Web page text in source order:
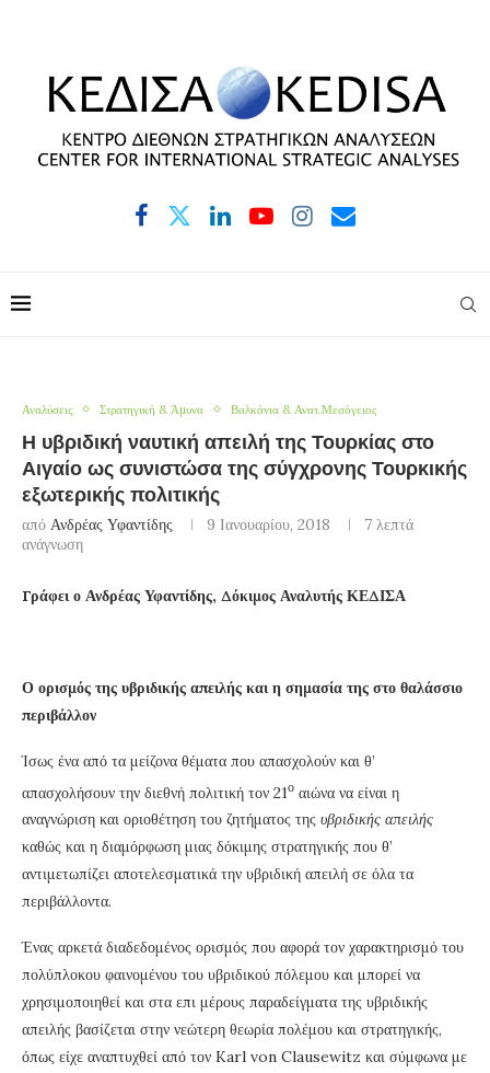
Αναλύσεις Στρατηγική & Άμυνα Βαλκάνια & Ανατ.Μεσόγειος
Η υβριδική ναυτική απειλή της Τουρκίας στο
Αιγαίο ως συνιστώσα της σύγχρονης Τουρκικής
εξωτερικής πολιτικής
από Ανδρέας Υφαντίδης 9 Ιανουαρίου, 2018
7 λεπτά
ανάγνωση
Γράφει ο Ανδρέας Υφαντίδης, Δόκιμος Αναλυτής ΚΕΔΙΣΑ
Ο ορισμός της υβριδικής απειλής και η σημασία της στο θαλάσσιο
περιβάλλον
Ίσως ένα από τα μείζονα θέματα που απασχολούν και θ’
απασχολήσουν την διεθνή πολιτική τον 21ο αιώνα να είναι η
αναγνώριση και οριοθέτηση του ζητήματος της υβριδικής απειλής
καθώς και η διαμόρφωση μιας δόκιμης στρατηγικής που θ’
αντιμετωπίζει αποτελεσματικά την υβριδική απειλή σε όλα τα
περιβάλλοντα.
Ένας αρκετά διαδεδομένος ορισμός που αφορά τον χαρακτηρισμό του
πολύπλοκου φαινομένου του υβριδικού πόλεμου και μπορεί να
χρησιμοποιηθεί και στα επι μέρους παραδείγματα της υβριδικής
απειλής βασίζεται στην νεώτερη θεωρία πολέμου και στρατηγικής,
όπως είχε αναπτυχθεί από τον Karl von Clausewitz και σύμφωνα με